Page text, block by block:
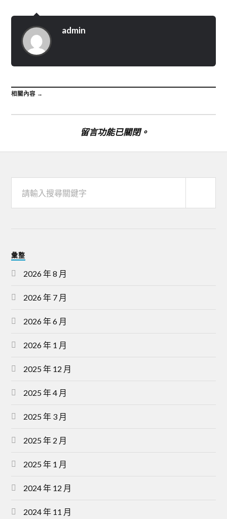
admin
相關內容 →
留言功能已關閉。
彙整
2026 年 8 月
2026 年 7 月
2026 年 6 月
2026 年 1 月
2025 年 12 月
2025 年 4 月
2025 年 3 月
2025 年 2 月
2025 年 1 月
2024 年 12 月
2024 年 11 月